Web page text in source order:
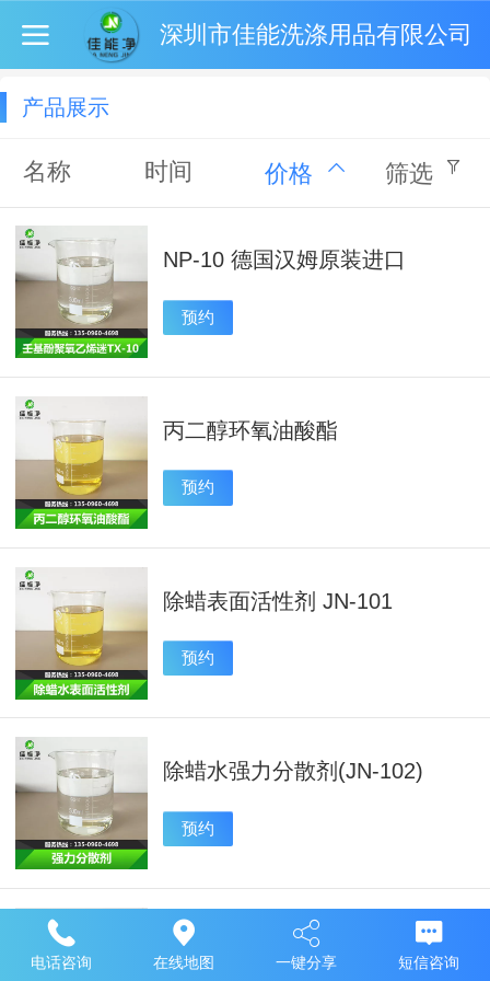
深圳市佳能洗涤用品有限公司
产品展示
名称 时间 价格 筛选
NP-10 德国汉姆原装进口
预约
丙二醇环氧油酸酯
预约
除蜡表面活性剂 JN-101
预约
除蜡水强力分散剂(JN-102)
预约
除油剂JN182
电话咨询 在线地图 一键分享 短信咨询